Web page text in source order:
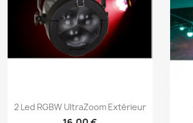
Vorschau
2 Led RGBW UltraZoom Extérieur